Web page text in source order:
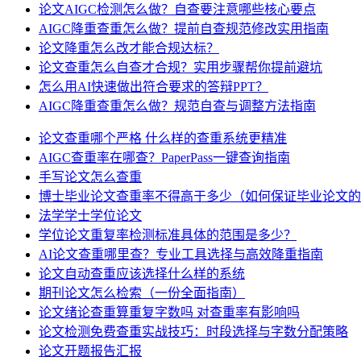
论文AIGC检测怎么做？自查要注意哪些核心要点
AIGC降重查重怎么做？提前自查规范修改实用指南
论文降重怎么改才能合规达标？
论文查重怎么自查才合规？实用步骤帮你提前避坑
怎么用AI快速做出符合要求的答辩PPT？
AIGC降重查重怎么做？规范自查与调整方法指南
论文查重哪个严格 什么样的查重系统更精准
AIGC查重率在哪查？PaperPass一键查询指南
手写论文怎么查重
博士毕业论文查重率不得高于多少（如何保证毕业论文
法学学士学位论文
学位论文重复率检测标准具体的范围是多少？
AI论文查重哪里查？专业工具选择与高效降重指南
论文自动查重应该选择什么样的系统
期刊论文怎么检索（一份全面指南）
论文绪论查重算重复字数吗 对查重率有影响吗
论文检测免费查重实战技巧：时段选择与字数分配策略
论文开题报告汇报